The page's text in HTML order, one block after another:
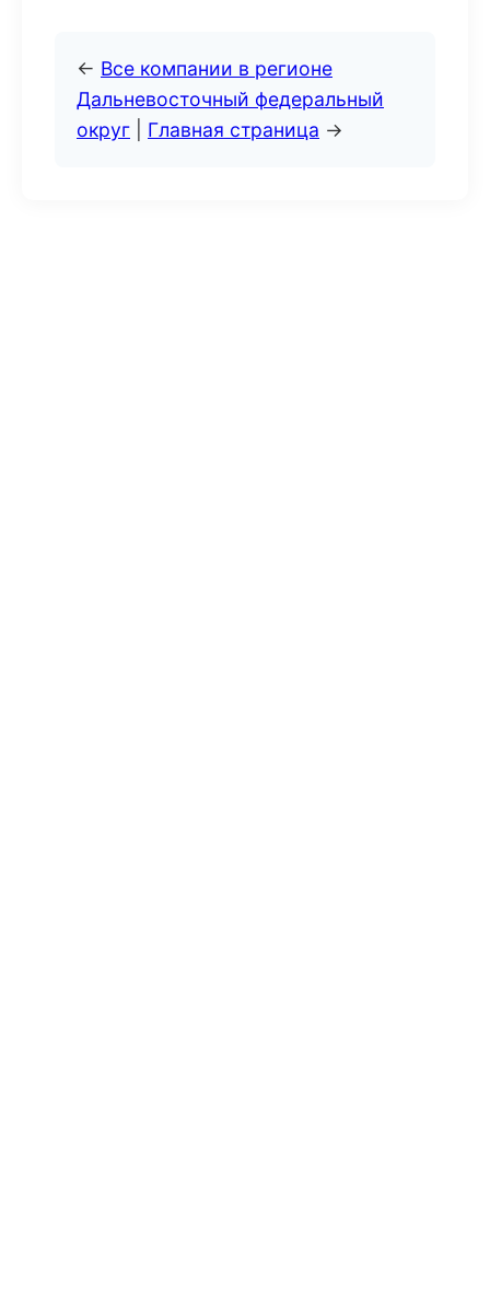
← Все компании в регионе
Дальневосточный федеральный
округ
Главная страница →